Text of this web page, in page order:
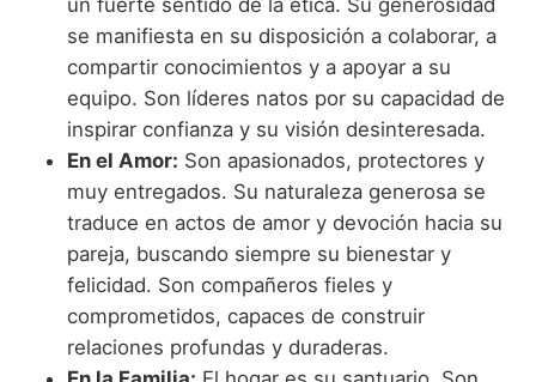
se manifiesta en su disposición a colaborar, a
compartir conocimientos y a apoyar a su
equipo. Son líderes natos por su capacidad de
inspirar confianza y su visión desinteresada.
En el Amor: Son apasionados, protectores y
muy entregados. Su naturaleza generosa se
traduce en actos de amor y devoción hacia su
pareja, buscando siempre su bienestar y
felicidad. Son compañeros fieles y
comprometidos, capaces de construir
relaciones profundas y duraderas.